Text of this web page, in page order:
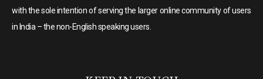
with the sole intention of serving the larger online community of users
in India – the non-English speaking users.